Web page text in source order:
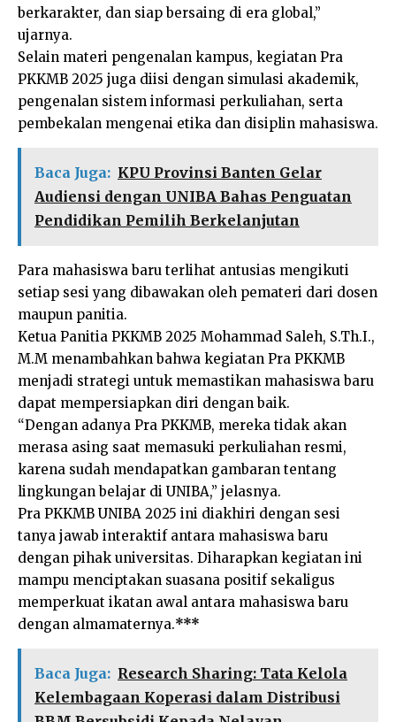
berkarakter, dan siap bersaing di era global,”
ujarnya.
Selain materi pengenalan kampus, kegiatan Pra
PKKMB 2025 juga diisi dengan simulasi akademik,
pengenalan sistem informasi perkuliahan, serta
pembekalan mengenai etika dan disiplin mahasiswa.
Baca Juga: KPU Provinsi Banten Gelar
Audiensi dengan UNIBA Bahas Penguatan
Pendidikan Pemilih Berkelanjutan
Para mahasiswa baru terlihat antusias mengikuti
setiap sesi yang dibawakan oleh pemateri dari dosen
maupun panitia.
Ketua Panitia PKKMB 2025 Mohammad Saleh, S.Th.I.,
M.M menambahkan bahwa kegiatan Pra PKKMB
menjadi strategi untuk memastikan mahasiswa baru
dapat mempersiapkan diri dengan baik.
“Dengan adanya Pra PKKMB, mereka tidak akan
merasa asing saat memasuki perkuliahan resmi,
karena sudah mendapatkan gambaran tentang
lingkungan belajar di UNIBA,” jelasnya.
Pra PKKMB UNIBA 2025 ini diakhiri dengan sesi
tanya jawab interaktif antara mahasiswa baru
dengan pihak universitas. Diharapkan kegiatan ini
mampu menciptakan suasana positif sekaligus
memperkuat ikatan awal antara mahasiswa baru
dengan almamaternya.***
Baca Juga: Research Sharing: Tata Kelola
Kelembagaan Koperasi dalam Distribusi